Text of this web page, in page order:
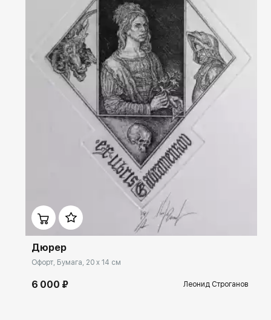
Дюрер
Офорт, Бумага, 20 x 14 см
6 000 ₽ Леонид Строганов